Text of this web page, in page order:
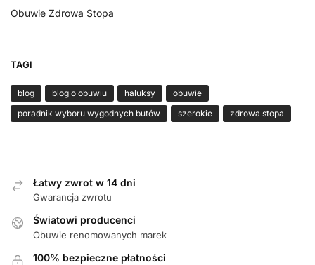
Obuwie Zdrowa Stopa
TAGI
blog blog o obuwiu haluksy
obuwie
poradnik wyboru wygodnych butów
szerokie zdrowa stopa
Łatwy zwrot w 14 dni
Gwarancja zwrotu
Światowi producenci
Obuwie renomowanych marek
100% bezpieczne płatności